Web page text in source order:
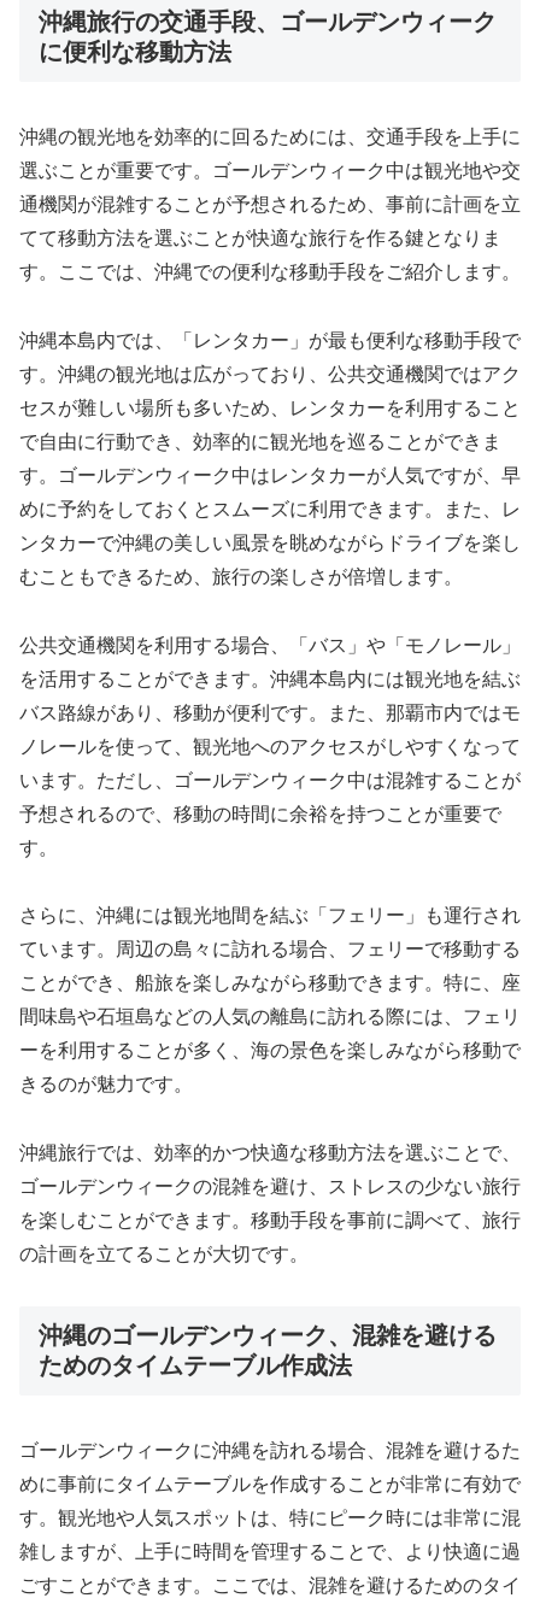
沖縄旅行の交通手段、ゴールデンウィーク
に便利な移動方法
沖縄の観光地を効率的に回るためには、交通手段を上手に
選ぶことが重要です。ゴールデンウィーク中は観光地や交
通機関が混雑することが予想されるため、事前に計画を立
てて移動方法を選ぶことが快適な旅行を作る鍵となりま
す。ここでは、沖縄での便利な移動手段をご紹介します。
沖縄本島内では、「レンタカー」が最も便利な移動手段で
す。沖縄の観光地は広がっており、公共交通機関ではアク
セスが難しい場所も多いため、レンタカーを利用すること
で自由に行動でき、効率的に観光地を巡ることができま
す。ゴールデンウィーク中はレンタカーが人気ですが、早
めに予約をしておくとスムーズに利用できます。また、レ
ンタカーで沖縄の美しい風景を眺めながらドライブを楽し
むこともできるため、旅行の楽しさが倍増します。
公共交通機関を利用する場合、「バス」や「モノレール」
を活用することができます。沖縄本島内には観光地を結ぶ
バス路線があり、移動が便利です。また、那覇市内ではモ
ノレールを使って、観光地へのアクセスがしやすくなって
います。ただし、ゴールデンウィーク中は混雑することが
予想されるので、移動の時間に余裕を持つことが重要で
す。
さらに、沖縄には観光地間を結ぶ「フェリー」も運行され
ています。周辺の島々に訪れる場合、フェリーで移動する
ことができ、船旅を楽しみながら移動できます。特に、座
間味島や石垣島などの人気の離島に訪れる際には、フェリ
ーを利用することが多く、海の景色を楽しみながら移動で
きるのが魅力です。
沖縄旅行では、効率的かつ快適な移動方法を選ぶことで、
ゴールデンウィークの混雑を避け、ストレスの少ない旅行
を楽しむことができます。移動手段を事前に調べて、旅行
の計画を立てることが大切です。
沖縄のゴールデンウィーク、混雑を避ける
ためのタイムテーブル作成法
ゴールデンウィークに沖縄を訪れる場合、混雑を避けるた
めに事前にタイムテーブルを作成することが非常に有効で
す。観光地や人気スポットは、特にピーク時には非常に混
雑しますが、上手に時間を管理することで、より快適に過
ごすことができます。ここでは、混雑を避けるためのタイ